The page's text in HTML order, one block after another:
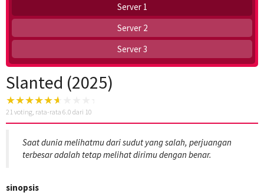
Server 1
Server 2
Server 3
Slanted (2025)
21 voting, rata-rata 6.0 dari 10
Saat dunia melihatmu dari sudut yang salah, perjuangan
terbesar adalah tetap melihat dirimu dengan benar.
sinopsis